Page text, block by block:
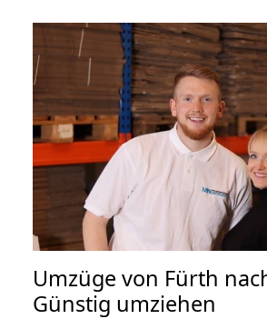
Umzüge von Fürth
Günstig umziehen